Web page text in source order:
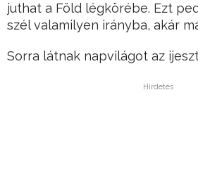
juthat a Föld légkörébe. Ezt
szél valamilyen irányba, akár
Sorra látnak napvilágot az
Hirdetés